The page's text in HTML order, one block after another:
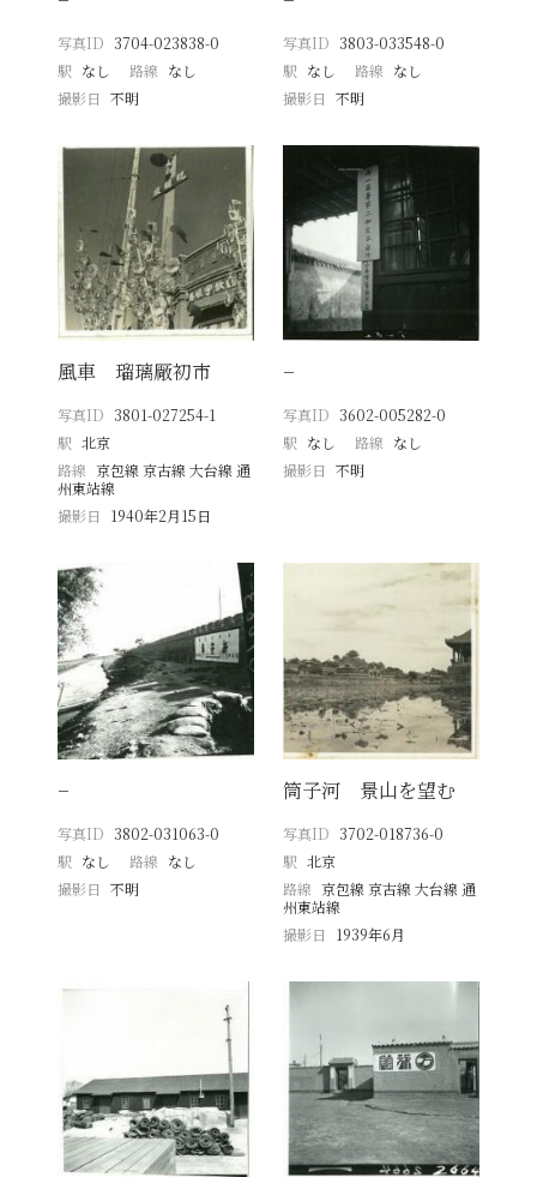
写真ID 3704-023838-0
駅 なし 路線 なし
撮影日
不明
写真ID 3803-033548-0
駅 なし 路線 なし
撮影日 不明
風車 瑠璃厰初市
写真ID 3801-027254-1
駅 北京
路線 京包線 京古線 大台線 通
州東站線
撮影日
1940年2月15日
−
写真ID 3602-005282-0
駅 なし 路線 なし
撮影日 不明
−
写真ID 3802-031063-0
駅 なし 路線 なし
撮影日
不明
筒子河 景山を望む
写真ID 3702-018736-0
駅 北京
路線 京包線 京古線 大台線 通
州東站線
撮影日
1939年6月